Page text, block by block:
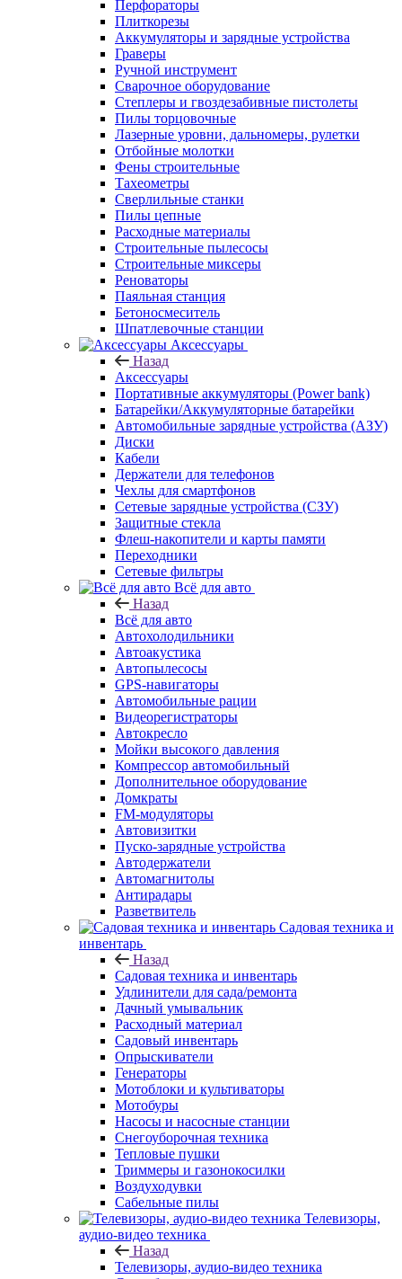
Перфораторы
Плиткорезы
Аккумуляторы и зарядные устройства
Граверы
Ручной инструмент
Сварочное оборудование
Степлеры и гвоздезабивные пистолеты
Пилы торцовочные
Лазерные уровни, дальномеры, рулетки
Отбойные молотки
Фены строительные
Тахеометры
Сверлильные станки
Пилы цепные
Расходные материалы
Строительные пылесосы
Строительные миксеры
Реноваторы
Паяльная станция
Бетоносмеситель
Шпатлевочные станции
Аксессуары
Назад
Аксессуары
Портативные аккумуляторы (Power bank)
Батарейки/Аккумуляторные батарейки
Автомобильные зарядные устройства (АЗУ)
Диски
Кабели
Держатели для телефонов
Чехлы для смартфонов
Сетевые зарядные устройства (СЗУ)
Защитные стекла
Флеш-накопители и карты памяти
Переходники
Сетевые фильтры
Всё для авто
Назад
Всё для авто
Автохолодильники
Автоакустика
Автопылесосы
GPS-навигаторы
Автомобильные рации
Видеорегистраторы
Автокресло
Мойки высокого давления
Компрессор автомобильный
Дополнительное оборудование
Домкраты
FM-модуляторы
Автовизитки
Пуско-зарядные устройства
Автодержатели
Автомагнитолы
Антирадары
Разветвитель
Садовая техника и
инвентарь
Назад
Садовая техника и инвентарь
Удлинители для сада/ремонта
Дачный умывальник
Расходный материал
Садовый инвентарь
Опрыскиватели
Генераторы
Мотоблоки и культиваторы
Мотобуры
Насосы и насосные станции
Снегоуборочная техника
Тепловые пушки
Триммеры и газонокосилки
Воздуходувки
Сабельные пилы
Телевизоры,
аудио-видео техника
Назад
Телевизоры, аудио-видео техника